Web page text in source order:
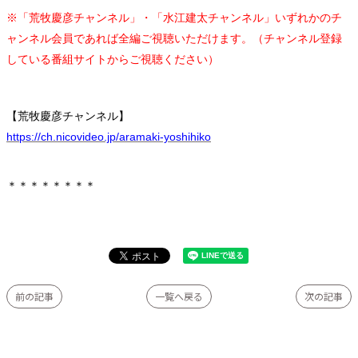
※「荒牧慶彦チャンネル」・「水江建太チャンネル」いずれかのチ
ャンネル会員であれば全編ご視聴いただけます。（チャンネル登録
している番組サイトからご視聴ください）
【荒牧慶彦チャンネル】
https://ch.nicovideo.jp/aramaki-yoshihiko
＊＊＊＊＊＊＊＊
次の記事
一覧へ戻る
前の記事